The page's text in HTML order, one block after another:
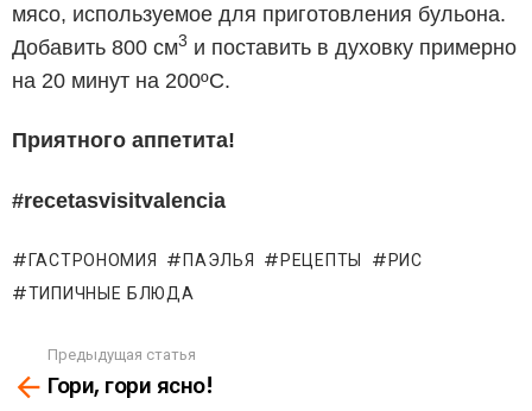
мясо, используемое для приготовления бульона.
Добавить 800 см3 и поставить в духовку примерно
на 20 минут на 200ºC.
Приятного аппетита!
#recetasvisitvalencia
ГАСТРОНОМИЯ ПАЭЛЬЯ РЕЦЕПТЫ
РИС
ТИПИЧНЫЕ БЛЮДА
See
more
Предыдущая статья
Гори, гори ясно!